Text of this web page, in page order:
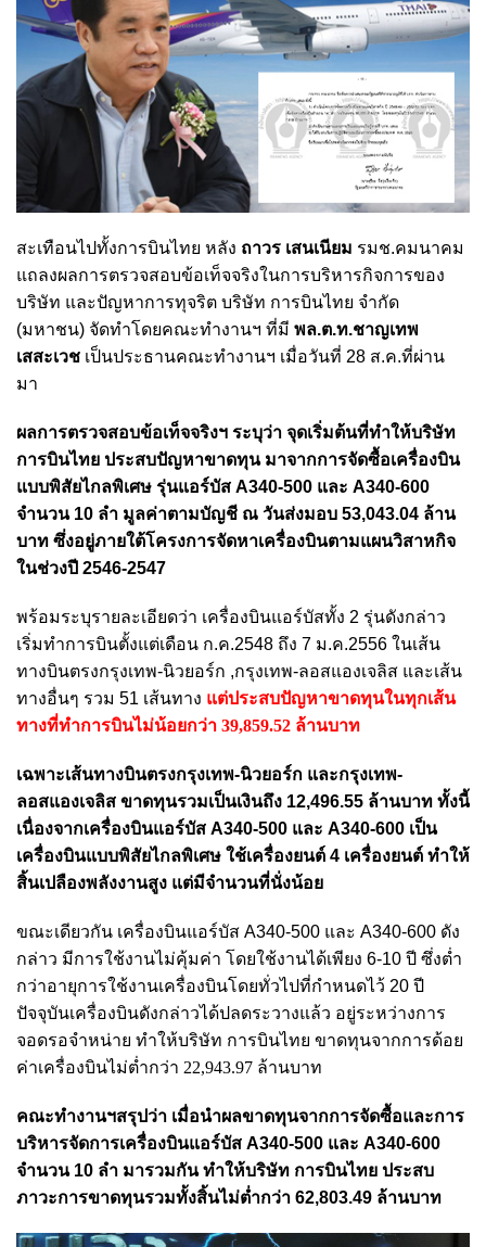
สะเทือนไปทั้งการบินไทย หลัง ถาวร เสนเนียม รมช.คมนาคม
แถลงผลการตรวจสอบข้อเท็จจริงในการบริหารกิจการของ
บริษัท และปัญหาการทุจริต บริษัท การบินไทย จำกัด
(มหาชน) จัดทำโดยคณะทำงานฯ ที่มี พล.ต.ท.ชาญเทพ
เสสะเวช เป็นประธานคณะทำงานฯ เมื่อวันที่ 28 ส.ค.ที่ผ่าน
มา
ผลการตรวจสอบข้อเท็จจริงฯ ระบุว่า จุดเริ่มต้นที่ทำให้บริษัท
การบินไทย ประสบปัญหาขาดทุน มาจากการจัดซื้อเครื่องบิน
แบบพิสัยไกลพิเศษ รุ่นแอร์บัส A340-500 และ A340-600
จำนวน 10 ลำ มูลค่าตามบัญชี ณ วันส่งมอบ 53,043.04 ล้าน
บาท ซึ่งอยู่ภายใต้โครงการจัดหาเครื่องบินตามแผนวิสาหกิจ
ในช่วงปี 2546-2547
พร้อมระบุรายละเอียดว่า เครื่องบินแอร์บัสทั้ง 2 รุ่นดังกล่าว
เริ่มทำการบินตั้งแต่เดือน ก.ค.2548 ถึง 7 ม.ค.2556 ในเส้น
ทางบินตรงกรุงเทพ-นิวยอร์ก ,กรุงเทพ-ลอสแองเจลิส และเส้น
ทางอื่นๆ รวม 51 เส้นทาง แต่ประสบปัญหาขาดทุนในทุกเส้น
ทางที่ทำการบินไม่น้อยกว่า 39,859.52 ล้านบาท
เฉพาะเส้นทางบินตรงกรุงเทพ-นิวยอร์ก และกรุงเทพ-
ลอสแองเจลิส ขาดทุนรวมเป็นเงินถึง 12,496.55 ล้านบาท ทั้งนี้
เนื่องจากเครื่องบินแอร์บัส A340-500 และ A340-600 เป็น
เครื่องบินแบบพิสัยไกลพิเศษ ใช้เครื่องยนต์ 4 เครื่องยนต์ ทำให้
สิ้นเปลืองพลังงานสูง แต่มีจำนวนที่นั่งน้อย
ขณะเดียวกัน เครื่องบินแอร์บัส A340-500 และ A340-600 ดัง
กล่าว มีการใช้งานไม่คุ้มค่า โดยใช้งานได้เพียง 6-10 ปี ซึ่งต่ำ
กว่าอายุการใช้งานเครื่องบินโดยทั่วไปที่กำหนดไว้ 20 ปี
ปัจจุบันเครื่องบินดังกล่าวได้ปลดระวางแล้ว อยู่ระหว่างการ
จอดรอจำหน่าย ทำให้บริษัท การบินไทย ขาดทุนจากการด้อย
ค่าเครื่องบินไม่ต่ำกว่า 22,943.97 ล้านบาท
คณะทำงานฯสรุปว่า เมื่อนำผลขาดทุนจากการจัดซื้อและการ
บริหารจัดการเครื่องบินแอร์บัส A340-500 และ A340-600
จำนวน 10 ลำ มารวมกัน ทำให้บริษัท การบินไทย ประสบ
ภาวะการขาดทุนรวมทั้งสิ้นไม่ต่ำกว่า 62,803.49 ล้านบาท